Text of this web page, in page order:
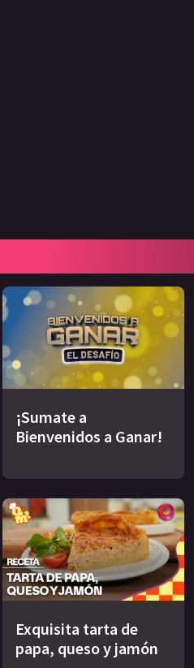
¡Sumate a
Bienvenidos a Ganar!
Exquisita tarta de
papa, queso y jamón